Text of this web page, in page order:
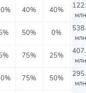
40% 40%
50% 0%
75% 25%
75% 50%